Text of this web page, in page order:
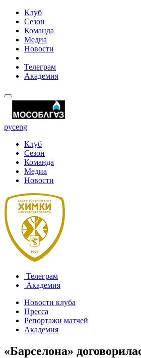
Клуб
Сезон
Команда
Медиа
Новости
Телеграм
Академия
русeng
Клуб
Сезон
Команда
Медиа
Новости
Телеграм
Академия
Новости клуба
Пресса
Репортажи матчей
Академия
«Барселона»